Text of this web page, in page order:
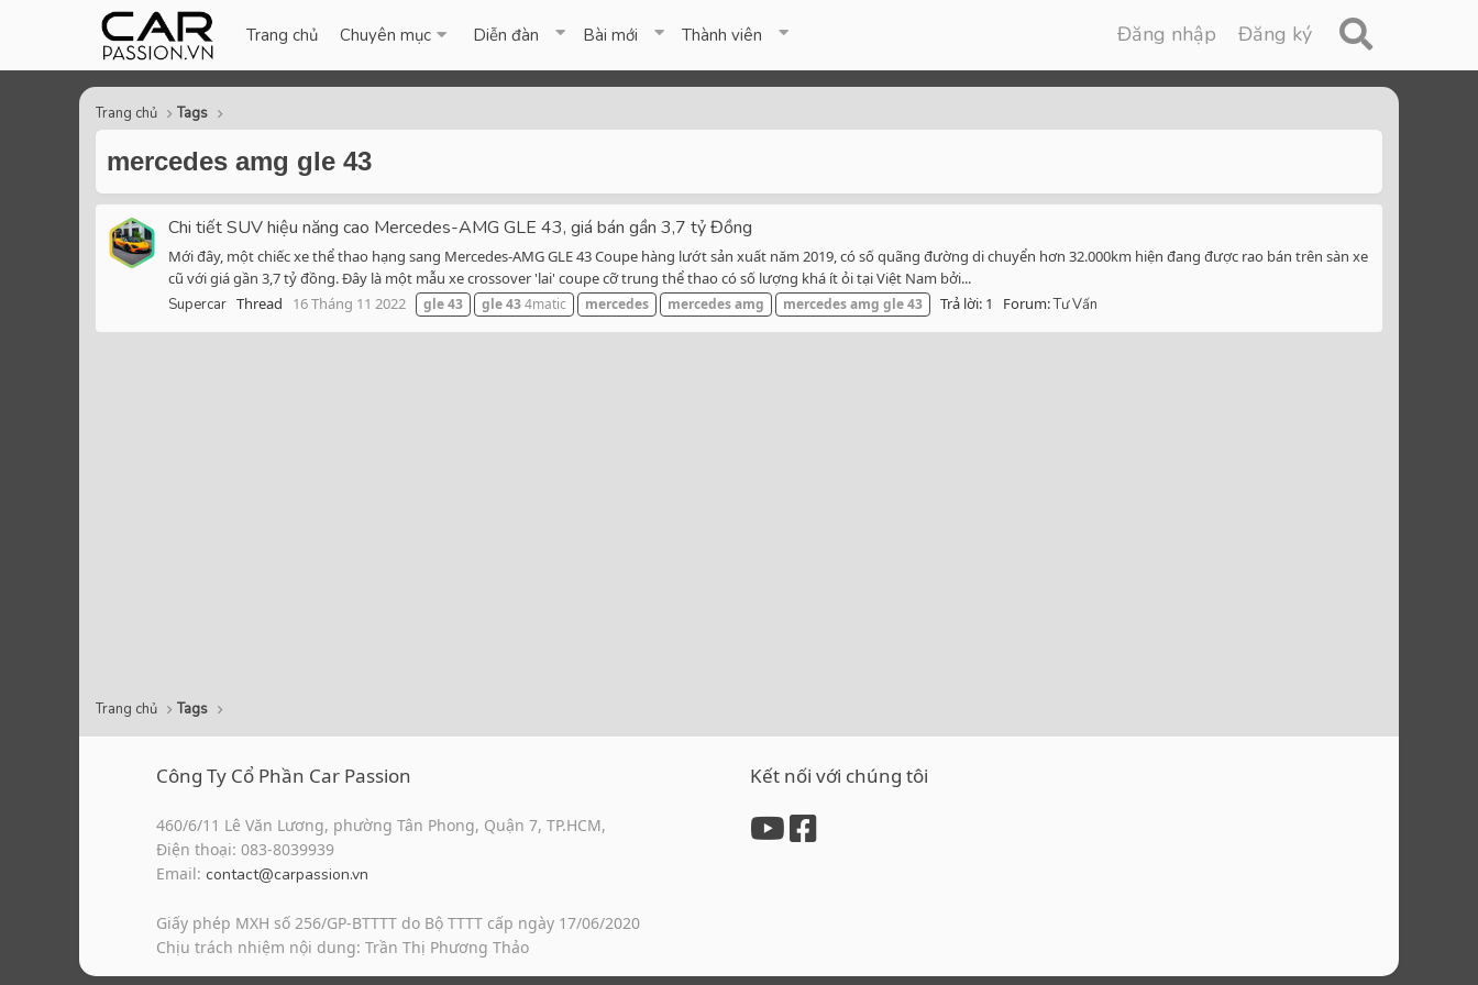
Trang chủ Chuyên mục Diễn đàn Bài mới Thành viên Đăng nhập Đăng ký
Trang chủ Tags
mercedes amg gle 43
Chi tiết SUV hiệu năng cao Mercedes-AMG GLE 43, giá bán gần 3,7 tỷ Đồng
Mới đây, một chiếc xe thể thao hạng sang Mercedes-AMG GLE 43 Coupe hàng lướt sản xuất năm 2019, có số quãng đường di chuyển hơn 32.000km hiện đang được rao bán trên sàn xe
cũ với giá gần 3,7 tỷ đồng. Đây là một mẫu xe crossover 'lai' coupe cỡ trung thể thao có số lượng khá ít ỏi tại Việt Nam bởi...
Supercar Thread 16 Tháng 11 2022 gle43 gle434matic mercedes mercedesamg mercedesamg gle43 Trả lời: 1 Forum:Tư Vấn
Trang chủ Tags
Công Ty Cổ Phần Car Passion
460/6/11 Lê Văn Lương, phường Tân Phong, Quận 7, TP.HCM,
Điện thoại: 083-8039939
Email: contact@carpassion.vn
Giấy phép MXH số 256/GP-BTTTT do Bộ TTTT cấp ngày 17/06/2020
Chịu trách nhiệm nội dung: Trần Thị Phương Thảo
Kết nối với chúng tôi